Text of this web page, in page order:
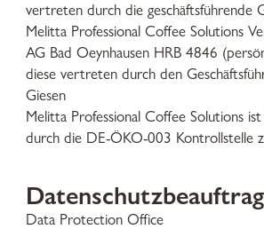
vertreten durch die geschäftsführende
Melitta Professional Coffee Solutions
AG Bad Oeynhausen HRB 4846
diese vertreten durch den
Giesen
Melitta Professional Coffee Solutions
durch die DE-ÖKO-003 Kontrollstelle
Data Protection Office